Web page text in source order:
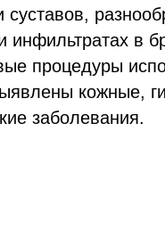
суставов,
инфильтратах в
процедуры
кожные,
заболевания.